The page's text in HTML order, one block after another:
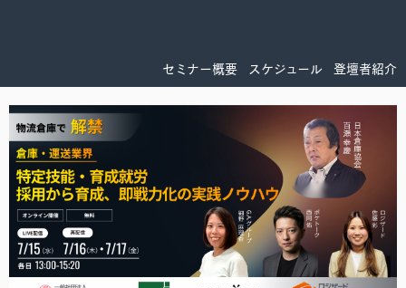
セミナー概要 スケジュール 登壇者紹介